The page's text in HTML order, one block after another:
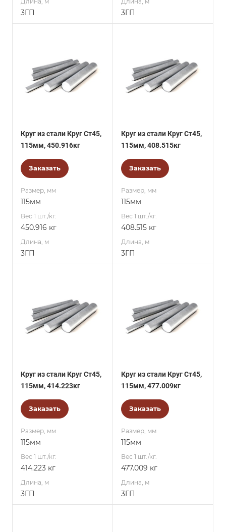
3ГП 3ГП
Круг из стали Круг Ст45,
115мм, 450.916кг
Заказать
Размер, мм
115мм
Вес 1 шт./кг.
450.916 кг
Длина, м
3ГП
Круг из стали Круг Ст45,
115мм, 408.515кг
Заказать
Размер, мм
115мм
Вес 1 шт./кг.
408.515 кг
Длина, м
3ГП
Круг из стали Круг Ст45,
115мм, 414.223кг
Заказать
Размер, мм
115мм
Вес 1 шт./кг.
414.223 кг
Длина, м
3ГП
Круг из стали Круг Ст45,
115мм, 477.009кг
Заказать
Размер, мм
115мм
Вес 1 шт./кг.
477.009 кг
Длина, м
3ГП